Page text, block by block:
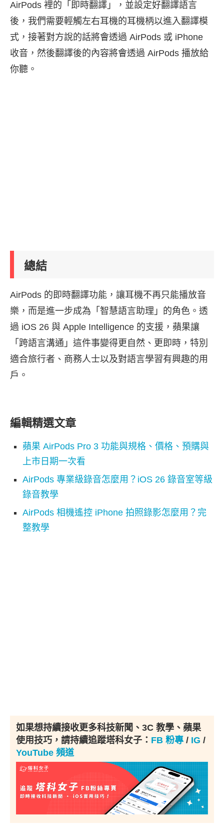
AirPods 裡的「即時翻譯」，並設定好翻譯語言
後，我們需要輕觸左右耳機的耳機柄以進入翻譯模
式，接著對方說的話將會透過 AirPods 或 iPhone
收音，然後翻譯後的內容將會透過 AirPods 播放給
你聽。
總結
AirPods 的即時翻譯功能，讓耳機不再只能播放音
樂，而是進一步成為「智慧語言助理」的角色。透
過 iOS 26 與 Apple Intelligence 的支援，蘋果讓
「跨語言溝通」這件事變得更自然、更即時，特別
適合旅行者、商務人士以及對語言學習有興趣的用
戶。
編輯精選文章
蘋果 AirPods Pro 3 功能與規格、價格、預購與
上市日期一次看
AirPods 專業級錄音怎麼用？iOS 26 錄音室等級
錄音教學
AirPods 相機遙控 iPhone 拍照錄影怎麼用？完
整教學
如果想持續接收更多科技新聞、3C 教學、蘋果
使用技巧，請持續追蹤塔科女子： FB 粉專 / IG /
YouTube 頻道